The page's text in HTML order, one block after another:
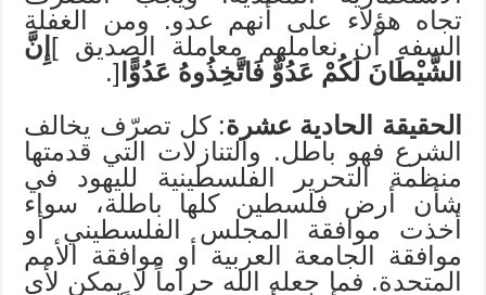
تجاه هؤلاء على أنهم عدو. ومن الغفلة
السفه أن نعاملهم معاملة الصديق ] إِنَّ
الشَّيْطَانَ لَكُمْ عَدُوٌّ فَاتَّخِذُوهُ عَدُوًّا [.
الحقيقة الحادية عشرة: كل تصرّف يخالف
الشرع فهو باطل. والتنازلات التي قدمتها
منظمة التحرير الفلسطينية لليهود في
شأن أرض فلسطين كلها باطلة، سواء
أخذت موافقة المجلس الفلسطيني أو
موافقة الجامعة العربية أو موافقة الأمم
المتحدة. فما جعله الله حراماً لا يمكن لأي